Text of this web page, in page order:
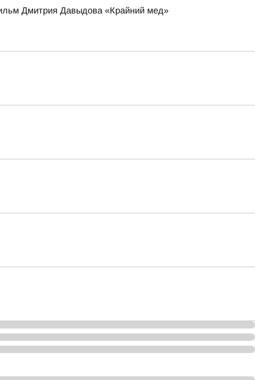
Дмитрия Давыдова «Крайний мед»